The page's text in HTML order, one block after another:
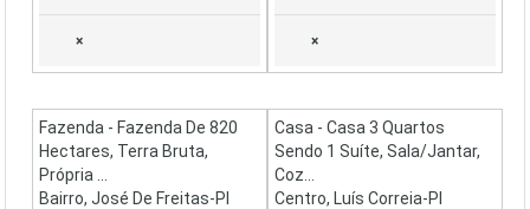
× ×
Fazenda - Fazenda De 820
Hectares, Terra Bruta,
Própria ...
Bairro, José De Freitas-PI
Casa - Casa 3 Quartos
Sendo 1 Suíte, Sala/jantar,
Coz...
Centro, Luís Correia-PI